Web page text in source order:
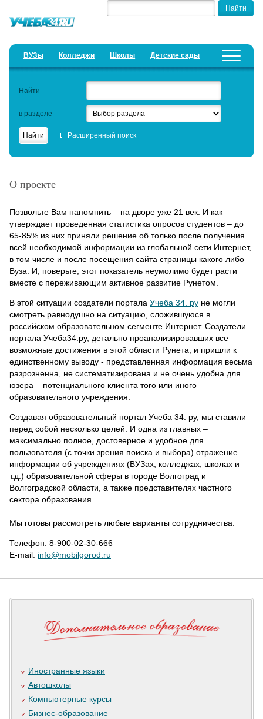
ВУЗы Колледжи Школы Детские сады
Добавить уч. заведение Предложить новость
Образовательный кредит
Актуальные статьи
Найти
в разделе
Расширенный поиск
О проекте
Позвольте Вам напомнить – на дворе уже 21 век. И как
утверждает проведенная статистика опросов студентов – до
65-85% из них приняли решение об только после получения
всей необходимой информации из глобальной сети Интернет,
в том числе и после посещения сайта страницы какого либо
Вуза. И, поверьте, этот показатель неумолимо будет расти
вместе с переживающим активное развитие Рунетом.
В этой ситуации создатели портала Учеба 34. ру не могли
смотреть равнодушно на ситуацию, сложившуюся в
российском образовательном сегменте Интернет. Создатели
портала Учеба34.ру, детально проанализировавших все
возможные достижения в этой области Рунета, и пришли к
единственному выводу - представленная информация весьма
разрозненна, не систематизирована и не очень удобна для
юзера – потенциального клиента того или иного
образовательного учреждения.
Создавая образовательный портал Учеба 34. ру, мы ставили
перед собой несколько целей. И одна из главных –
максимально полное, достоверное и удобное для
пользователя (с точки зрения поиска и выбора) отражение
информации об учреждениях (ВУЗах, колледжах, школах и
т.д.) образовательной сферы в городе Волгоград и
Волгоградской области, а также представителях частного
сектора образования.
Мы готовы рассмотреть любые варианты сотрудничества.
Телефон: 8-900-02-30-666
E-mail: info@mobilgorod.ru
Иностранные языки
Автошколы
Компьютерные курсы
Бизнес-образование